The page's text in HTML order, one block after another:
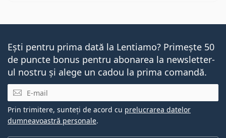
Ești pentru prima dată la Lentiamo? Primește 50
de puncte bonus pentru abonarea la newsletter-
ul nostru și alege un cadou la prima comandă.
E-mail
Prin trimitere, sunteți de acord cu prelucrarea datelor
dumneavoastră personale.